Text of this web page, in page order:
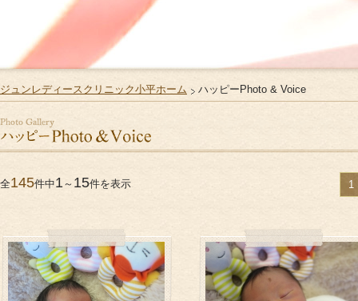
ジュンレディースクリニック小平ホーム ハッピーPhoto & Voice
全145件中1～ 15件を表示 1
施設案内
お部屋のご案内